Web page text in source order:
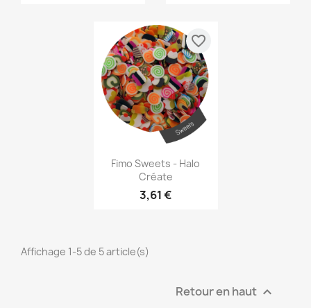
Aperçu rapide
Fimo Sweets - Halo
Créate
3,61 €
favorite_border
Affichage 1-5 de 5 article(s)
Retour en haut 